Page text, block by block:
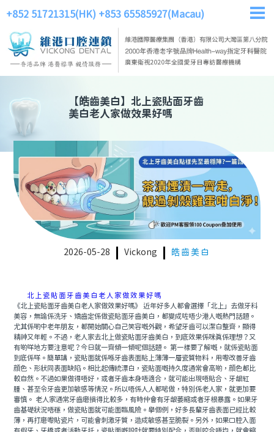
+852 51721315(HK) +853 65585927(Macau)
【皓齒美白】 北上瓷貼面牙齒
美白老人家做效果好嗎
2026-05-28 Vickong 皓齒美白
北上瓷貼面牙齒美白老人家做效果好嗎
《北上瓷貼面牙齒美白老人家做效果好嗎》 近年好多人都會選擇「北上」去做牙科
美容，無論係洗牙、矯齒定係做瓷貼面牙齒美白，都變成咗唔少港人嘅熱門話題。
尤其係啲中老年朋友，都開始關心自己笑容嘅外觀，希望牙齒可以潔白整齊，顯得
精神又年輕。不過，老人家去北上做瓷貼面牙齒美白，到底效果係咪真係理想？又
有啲咩地方要注意呢？今日就一齊傾一傾呢個話題。 第一樣要了解嘅，就係瓷貼面
到底係咩。簡單講，瓷貼面就係喺牙齒表面貼上薄薄一層瓷質物料，用嚟改善牙齒
顔色、形狀同表面缺陷。相比起傳統漂白，瓷貼面嘅持久度通常會高啲，顔色都比
較自然。不過如果做得唔好，或者牙齒本身唔適合，就可能出現唔貼合、牙龈紅
腫、甚至令牙齒更加敏感等情況。所以唔係人人都啱做，特別係老人家，就更加要
審慎。 老人家通常牙齒磨損得比較多，有時仲會有牙龈萎縮或者牙根暴露。如果牙
齒基礎狀況唔穩，做瓷貼面就可能面臨風險。舉個例，好多長輩牙齒表面已經比較
薄，再打磨嚟貼瓷片，可能會刺激牙質，造成敏感甚至脆裂。另外，如果口腔入面